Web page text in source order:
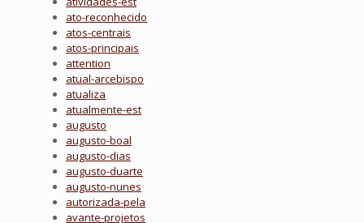
ato-reconhecido
atos-centrais
atos-principais
attention
atual-arcebispo
atualiza
atualmente-est
augusto
augusto-boal
augusto-dias
augusto-duarte
augusto-nunes
autorizada-pela
avante-projetos